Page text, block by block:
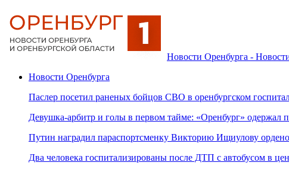
Новости Оренбурга -
Новости Оренбурга
Паслер посетил раненых бойцов СВО в оренбургском
Девушка-арбитр и голы в первом тайме: «Оренбург» одержал
Путин наградил параспортсменку Викторию Ищиулову
Два человека госпитализированы после ДТП с автобусом в